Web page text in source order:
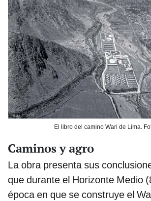
El libro del camino Wari de Lima.
Caminos y agro
La obra presenta sus
que durante el Horizonte Medio
época en que se construye el